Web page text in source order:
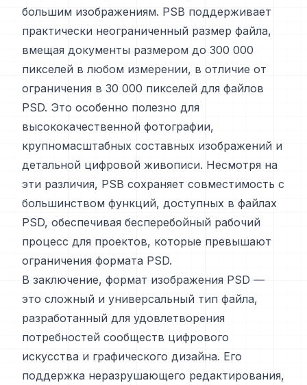
большим изображениям. PSB поддерживает
практически неограниченный размер файла,
вмещая документы размером до 300 000
пикселей в любом измерении, в отличие от
ограничения в 30 000 пикселей для файлов
PSD. Это особенно полезно для
высококачественной фотографии,
крупномасштабных составных изображений и
детальной цифровой живописи. Несмотря на
эти различия, PSB сохраняет совместимость с
большинством функций, доступных в файлах
PSD, обеспечивая бесперебойный рабочий
процесс для проектов, которые превышают
ограничения формата PSD.
В заключение, формат изображения PSD —
это сложный и универсальный тип файла,
разработанный для удовлетворения
потребностей сообществ цифрового
искусства и графического дизайна. Его
поддержка неразрушающего редактирования,